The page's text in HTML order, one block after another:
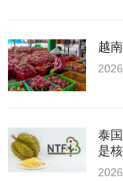
越
泰
是